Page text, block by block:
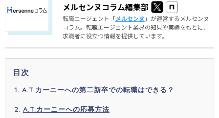
メルセンヌコラム編集部
転職エージェント「メルセンヌ 」が運営するメルセンヌ
コラム。転職エージェント業界の知見や実績をもとに、
求職者に役立つ情報を提供しています。
目次
A.T.カーニーへの第二新卒での転職はできる？
A.T.カーニーへの応募方法